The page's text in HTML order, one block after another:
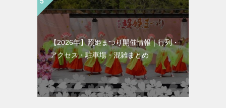
【2026年】照姫まつり開催情報｜行列・
アクセス・駐車場・混雑まとめ